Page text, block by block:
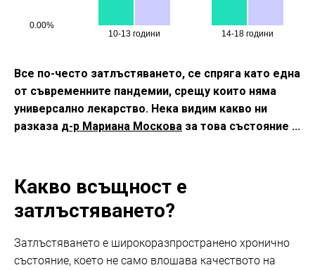
Все по-често затлъстяването, се спряга като една
от съвременните пандемии, срещу които няма
универсално лекарство. Нека видим какво ни
разказа д-р Мариана Москова за това състояние ...
Какво всъщност е
затлъстяването?
Затлъстяването е широкоразпространено хронично
състояние, което не само влошава качеството на